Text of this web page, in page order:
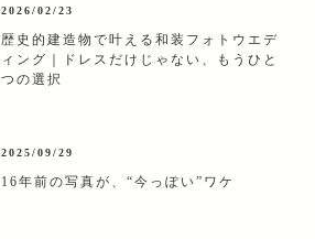
2026/02/23
歴史的建造物で叶える和装フォトウエデ
ィング｜ドレスだけじゃない、もうひと
つの選択
2025/09/29
16年前の写真が、“今っぽい”ワケ